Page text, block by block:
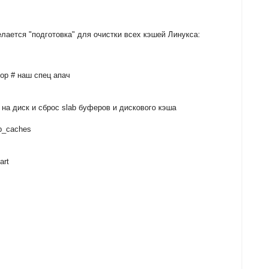
"подготовка" для очистки всех кэшей Линукса:
# наш спец апач
на диск и сброс slab буферов и дискового кэша